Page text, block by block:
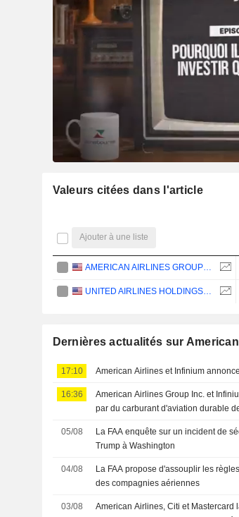
Valeurs citées dans l'article
Ajouter à une liste
Dernières actualités sur
17:10 American Airlines et Infinium
16:36
American Airlines Group Inc. et
par du carburant d'aviation durable
05/08
La FAA enquête sur un incident de
Trump à Washington
04/08
La FAA propose d'assouplir les
des compagnies aériennes
03/08
American Airlines, Citi et